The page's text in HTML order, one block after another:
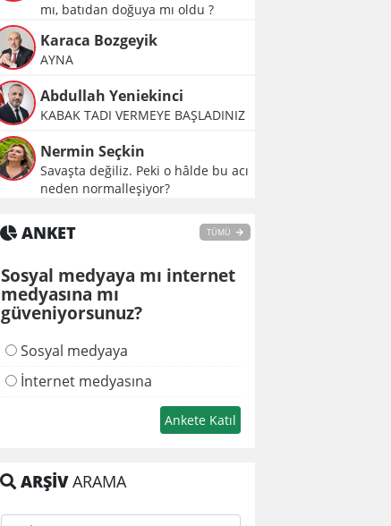
mı, batıdan doğuya mı oldu ?
Karaca Bozgeyik
AYNA
Abdullah Yeniekinci
KABAK TADI VERMEYE BAŞLADINIZ
Nermin Seçkin
Savaşta değiliz. Peki o hâlde bu acı
neden normalleşiyor?
ANKET TÜMÜ
Sosyal medyaya mı internet
medyasına mı
güveniyorsunuz?
Sosyal medyaya
İnternet medyasına
ARŞİVARAMA